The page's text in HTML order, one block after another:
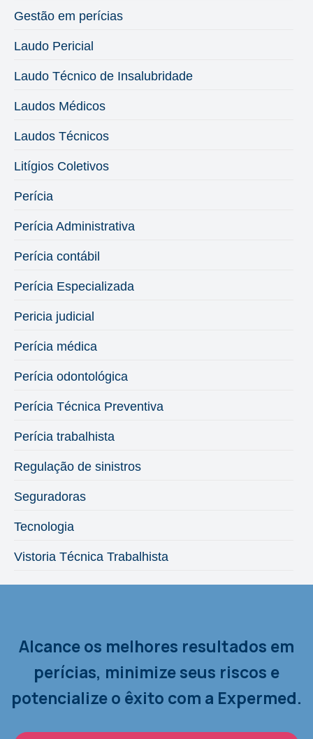
Gestão em perícias
Laudo Pericial
Laudo Técnico de Insalubridade
Laudos Médicos
Laudos Técnicos
Litígios Coletivos
Perícia
Perícia Administrativa
Perícia contábil
Perícia Especializada
Pericia judicial
Perícia médica
Perícia odontológica
Perícia Técnica Preventiva
Perícia trabalhista
Regulação de sinistros
Seguradoras
Tecnologia
Vistoria Técnica Trabalhista
Alcance os melhores resultados em
perícias, minimize seus riscos e
potencialize o êxito com a Expermed.